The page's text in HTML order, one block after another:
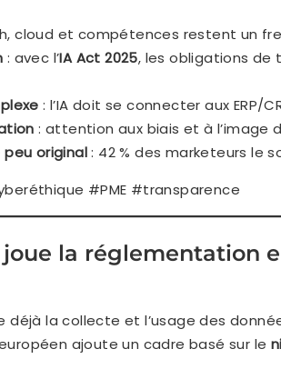
cloud et compétences restent un
: avec l’IA Act 2025, les obligations
: l’IA doit se connecter aux ERP/
: attention aux biais et à l’image
peu original: 42 % des marketeurs le
#PME #transparence
la réglementation
déjà la collecte et l’usage des
ajoute un cadre basé sur le